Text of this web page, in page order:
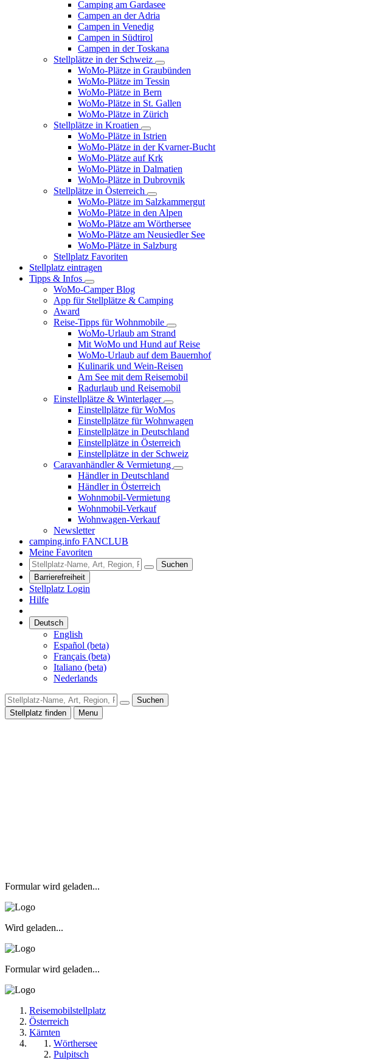
Camping am Gardasee
Campen an der Adria
Campen in Venedig
Campen in Südtirol
Campen in der Toskana
Stellplätze in der Schweiz
WoMo-Plätze in Graubünden
WoMo-Plätze im Tessin
WoMo-Plätze in Bern
WoMo-Plätze in St. Gallen
WoMo-Plätze in Zürich
Stellplätze in Kroatien
WoMo-Plätze in Istrien
WoMo-Plätze in der Kvarner-Bucht
WoMo-Plätze auf Krk
WoMo-Plätze in Dalmatien
WoMo-Plätze in Dubrovnik
Stellplätze in Österreich
WoMo-Plätze im Salzkammergut
WoMo-Plätze in den Alpen
WoMo-Plätze am Wörthersee
WoMo-Plätze am Neusiedler See
WoMo-Plätze in Salzburg
Stellplatz Favoriten
Stellplatz eintragen
Tipps & Infos
WoMo-Camper Blog
App für Stellplätze & Camping
Award
Reise-Tipps für Wohnmobile
WoMo-Urlaub am Strand
Mit WoMo und Hund auf Reise
WoMo-Urlaub auf dem Bauernhof
Kulinarik und Wein-Reisen
Am See mit dem Reisemobil
Radurlaub und Reisemobil
Einstellplätze & Winterlager
Einstellplätze für WoMos
Einstellplätze für Wohnwagen
Einstellplätze in Deutschland
Einstellplätze in Österreich
Einstellplätze in der Schweiz
Caravanhändler & Vermietung
Händler in Deutschland
Händler in Österreich
Wohnmobil-Vermietung
Wohnmobil-Verkauf
Wohnwagen-Verkauf
Newsletter
camping.info FANCLUB
Meine Favoriten
Suchen
Barrierefreiheit
Stellplatz Login
Hilfe
Deutsch
English
Español (beta)
Français (beta)
Italiano (beta)
Nederlands
Suchen
Stellplatz finden
Menu
Formular wird geladen...
Wird geladen...
Formular wird geladen...
Reisemobilstellplatz
Österreich
Kärnten
Wörthersee
Pulpitsch